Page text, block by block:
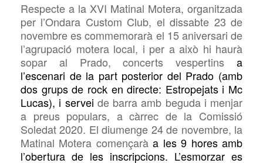
Respecte a la XVI Matinal Motera, organitzada
per l’Ondara Custom Club, el dissabte 23 de
novembre es commemorarà el 15 aniversari de
l’agrupació motera local, i per a això hi haurà
sopar al Prado, concerts vespertins a
l’escenari de la part posterior del Prado (amb
dos grups de rock en directe: Estropejats i Mc
Lucas), i servei de barra amb beguda i menjar
a preus populars, a càrrec de la Comissió
Soledat 2020. El diumenge 24 de novembre, la
Matinal Motera començaràa les 9 hores amb
l’obertura de les inscripcions. L’esmorzar es